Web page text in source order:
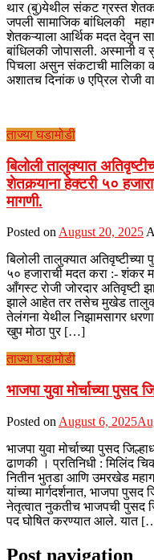
थार (बु)येथील संकट ग्रस्त
जपली सामाजिक बांधिलकी
शेतकऱ्याला आर्थिक मदत देवुन
बांधिलकी जोपासली. अस्मानी व
पिचला असुन संकटाची मालिका
अशातच दिनांक ७ एप्रिल रोजी
ताज्या घडामोडी
बिलोली तालुक्यात
शेतकर्‍याना हेक्टरी ५०
मागणी.
Posted onAugust 20, 2025
बिलोली तालुक्यात
५० हजाराची मदत करा :- शंकर
आँगस्ट रोजी जोरदार
झाले आहेत तर तसेच मुखेड
तेलंगना येथील निझामसागर
खुप मोठा पुर […]
ताज्या घडामोडी
भाजपा युवा मोर्चाच्या पुसद
Posted on August 6, 2025
भाजपा युवा मोर्चाच्या पुसद
ढाणकी । प्रतिनिधी : मिलिंद
नितीन भुतडा आणि उमरखेड
यांच्या मार्गदर्शनात, भाजपा पुसद
नेतृत्वात नुकतीच भाजपची पुसद
पद घोषित करण्यात आले. यात
Post navigation